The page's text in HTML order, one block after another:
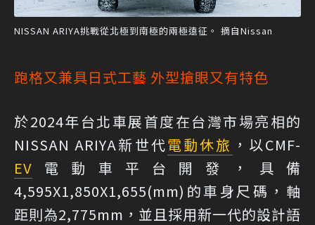
NISSAN ARIYA挑戰從北極到南極的兩極遠征。 摘自Nissan
跑格又兼具日式工藝 外型搶眼又有特色
於2024年台北車展首度在台灣市場亮相的
NISSAN ARIYA新世代電動休旅 ，以CMF-
EV 電動車平台開發，具備
4,595X1,850X1,655(mm)的車身尺碼，軸
距則為2,775mm，並且採用新一代的設計語